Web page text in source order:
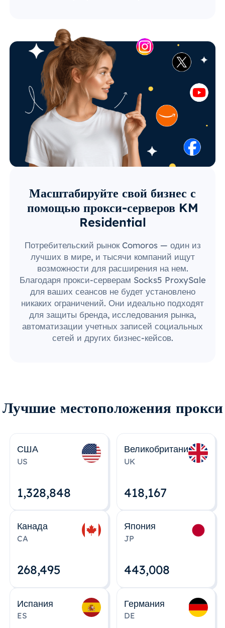
Масштабируйте свой бизнес с
помощью прокси-серверов KM
Residential
Потребительский рынок Comoros — один из
лучших в мире, и тысячи компаний ищут
возможности для расширения на нем.
Благодаря прокси-серверам Socks5 ProxySale
для ваших сеансов не будет установлено
никаких ограничений. Они идеально подходят
для защиты бренда, исследования рынка,
автоматизации учетных записей социальных
сетей и других бизнес-кейсов.
Лучшие местоположения прокси
США
US
1,328,848
Великобритания
UK
418,167
Канада
CA
268,495
Япония
JP
443,008
Испания
ES
Германия
DE